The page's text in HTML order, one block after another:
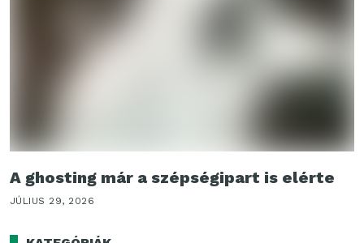
A ghosting már a szépségipart is elérte
JÚLIUS 29, 2026